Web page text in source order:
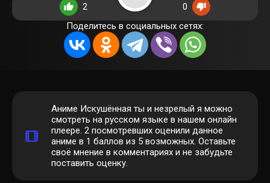
2
0
Поделитесь в социальных сетях:
Аниме Искушённая ты и незрелый я можно
смотреть на русском языке в нашем онлайн
плеере. 2 посмотревших оценили данное
аниме в 1 баллов из 5 возможных. Оставьте
своё мнение в комментариях и не забудьте
поставить оценку.